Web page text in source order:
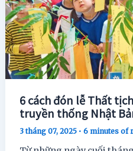
6 cách đón lễ Thất
truyền thống Nhật
3 tháng 07, 2025 •6 minutes of